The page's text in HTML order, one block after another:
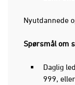
Nyutdannede
Spørsmål om
Daglig
999, eller